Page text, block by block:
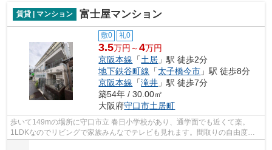
賃貸 | マンション 富士屋マンション
敷0 礼0
3.5万円～4万円
京阪本線 「土居 」駅 徒歩2分
地下鉄谷町線 「太子橋今市 」駅 徒歩8分
京阪本線 「滝井 」駅 徒歩7分
築54年 / 30.00㎡
大阪府守口市土居町
歩いて149mの場所に守口市立 春日小学校があり、通学面でも近くて楽。
1LDKなのでリビングで家族みんなでテレビも見れます。間取りの自由度が